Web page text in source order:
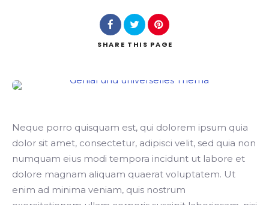
SHARE THIS PAGE
Neque porro quisquam est, qui dolorem ipsum quia
dolor sit amet, consectetur, adipisci velit, sed quia non
numquam eius modi tempora incidunt ut labore et
dolore magnam aliquam quaerat voluptatem. Ut
enim ad minima veniam, quis nostrum